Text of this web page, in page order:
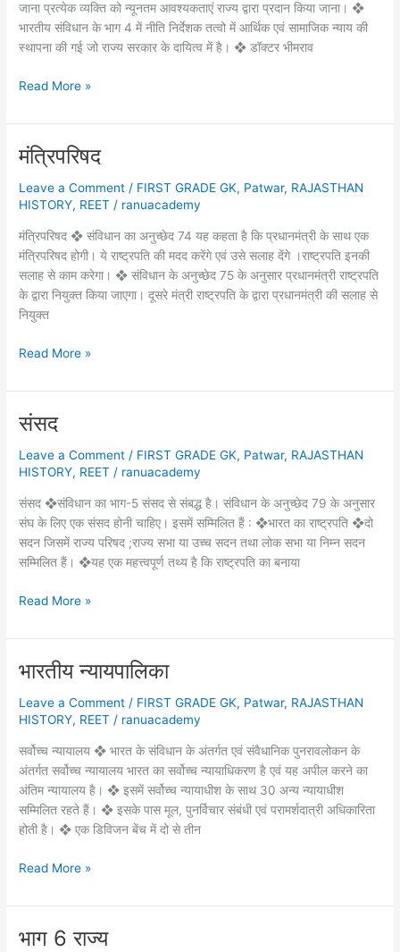
जाना प्रत्येक व्यक्ति को न्यूनतम आवश्यकताएं राज्य द्वारा प्रदान किया जाना। ❖
भारतीय संविधान के भाग 4 में नीति निर्देशक तत्वो में आर्थिक एवं सामाजिक न्याय की
स्थापना की गई जो राज्य सरकार के दायित्व में है। ❖ डॉक्टर भीमराव
नीति
तत्त्व
मूल
कर्त्तव्य
Read More »
मंत्रिपरिषद
Leave a Comment / FIRST GRADE GK, Patwar, RAJASTHAN
HISTORY, REET / ranuacademy
मंत्रिपरिषद ❖ संविधान का अनुच्छेद 74 यह कहता है कि प्रधानमंत्री के साथ एक
मंत्रिपरिषद होगी। ये राष्ट्रपति की मदद करेंगे एवं उसे सलाह देंगे ।राष्ट्रपति इनकी
सलाह से काम करेगा। ❖ संविधान के अनुच्छेद 75 के अनुसार प्रधानमंत्री राष्ट्रपति
के द्वारा नियुक्त किया जाएगा। दूसरे मंत्री राष्ट्रपति के द्वारा प्रधानमंत्री की सलाह से
नियुक्त
मंत्रिपरिषद
Read More »
संसद
Leave a Comment / FIRST GRADE GK, Patwar, RAJASTHAN
HISTORY, REET / ranuacademy
संसद ❖संविधान का भाग-5 संसद से संबद्ध है। संविधान के अनुच्छेद 79 के अनुसार
संघ के लिए एक संसद होनी चाहिए। इसमें सम्मिलित हैं : ❖भारत का राष्ट्रपति ❖दो
सदन जिसमें राज्य परिषद ;राज्य सभा या उच्च सदन तथा लाेक सभा या निम्न सदन
सम्मिलित हैं। ❖यह एक महत्त्वपूर्ण तथ्य है कि राष्ट्रपति का बनाया
संसद
Read More »
भारतीय न्यायपालिका
Leave a Comment / FIRST GRADE GK, Patwar, RAJASTHAN
HISTORY, REET / ranuacademy
सर्वोच्च न्यायालय ❖ भारत के संविधान के अंतर्गत एवं संवैधानिक पुनरावलोकन के
अंतर्गत सर्वोच्च न्यायालय भारत का सर्वोच्च न्यायाधिकरण है एवं यह अपील करने का
अंतिम न्यायालय है। ❖ इसमें सर्वोच्च न्यायाधीश के साथ 30 अन्य न्यायाधीश
सम्मिलित रहते हैं। ❖ इसके पास मूल, पुनर्विचार संबंधी एवं परामर्शदात्री अधिकारिता
होती है। ❖ एक डिविजन बेंच में दो से तीन
भारतीय
Read More »
भाग 6 राज्य